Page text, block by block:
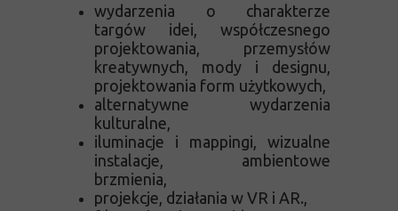
wydarzenia o charakterze
targów idei, współczesnego
projektowania, przemysłów
kreatywnych, mody i designu,
projektowania form użytkowych,
alternatywne wydarzenia
kulturalne,
iluminacje i mappingi, wizualne
instalacje, ambientowe
brzmienia,
projekcje, działania w VR i AR.,